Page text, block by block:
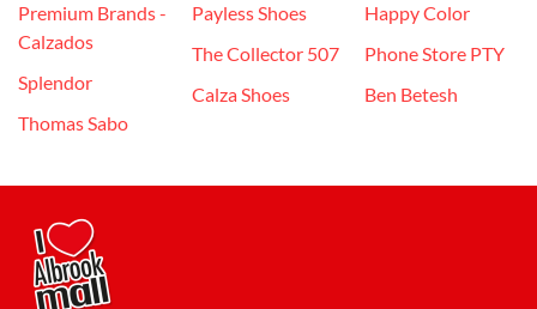
Premium Brands -
Calzados
Splendor
Thomas Sabo
Payless Shoes
The Collector 507
Calza Shoes
Happy Color
Phone Store PTY
Ben Betesh